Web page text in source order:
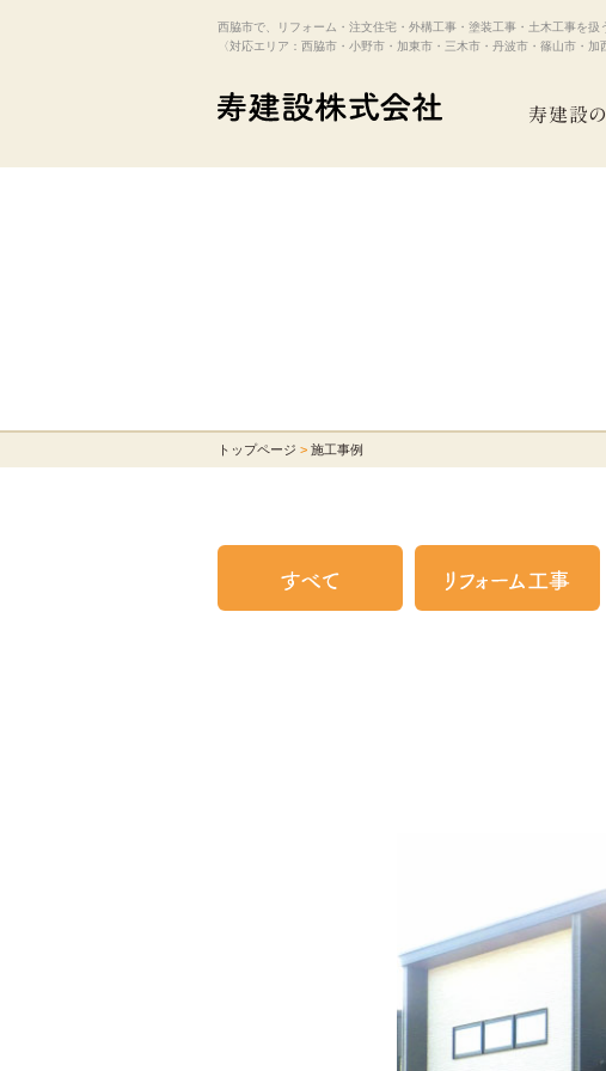
西脇市で、リフォーム・注文住宅・外構工事・塗装工事・土木工事を扱
〈対応エリア：西脇市・小野市・加東市・三木市・丹波市・篠山市・加
寿建設の
トップページ > 施工事例